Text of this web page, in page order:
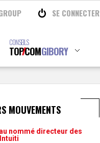
SE CONNECTER
CONSEILS
TOPCOMGIBORY
MOUVEMENTS
nommé directeur des